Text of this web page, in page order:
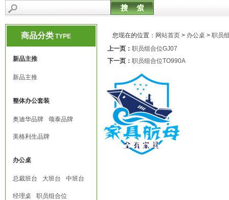
商品分类 TYPE
新品主推
新品主推
整体办公套装
奥迪华品牌 颂泰品牌
美格利生品牌
办公桌
总裁班台 大班台 中班台
经理桌 职员组合位
您现在的位置： 网站首页 > 办公桌 > 职员
上一页： 职员组合位GJ07
下一页： 职员组合位TO990A